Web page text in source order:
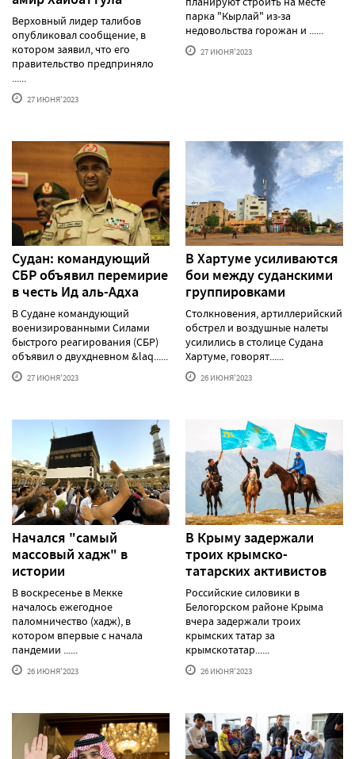
Верховный лидер талибов
опубликовал сообщение, в
котором заявил, что его
правительство предприняло
27 ИЮНЯ'2023
парка "Кырлай" из-за
недовольства горожан и ......
27 ИЮНЯ'2023
Судан: командующий
СБР объявил перемирие
в честь Ид аль-Адха
В Судане командующий
военизированными Силами
быстрого реагирования (СБР)
объявил о двухдневном &laq......
27 ИЮНЯ'2023
В Хартуме усиливаются
бои между суданскими
группировками
Столкновения, артиллерийский
обстрел и воздушные налеты
усилились в столице Судана
Хартуме, говорят......
26 ИЮНЯ'2023
Начался "самый
массовый хадж" в
истории
В воскресенье в Мекке
началось ежегодное
паломничество (хадж), в
котором впервые с начала
пандемии ......
26 ИЮНЯ'2023
В Крыму задержали
троих крымско-
татарских активистов
Российские силовики в
Белогорском районе Крыма
вчера задержали троих
крымских татар за
крымскотатар......
26 ИЮНЯ'2023